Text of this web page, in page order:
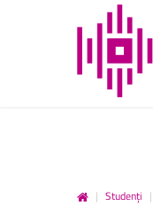
| Studenți |